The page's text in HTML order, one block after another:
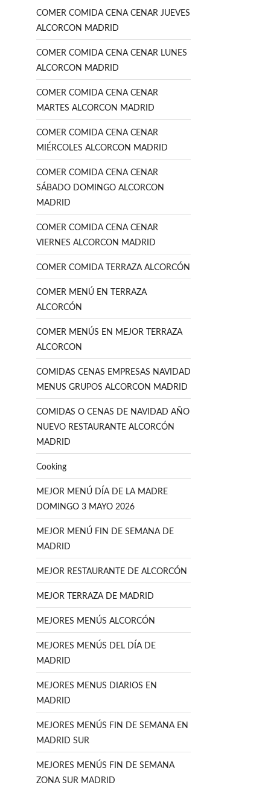
COMER COMIDA CENA CENAR JUEVES
ALCORCON MADRID
COMER COMIDA CENA CENAR LUNES
ALCORCON MADRID
COMER COMIDA CENA CENAR
MARTES ALCORCON MADRID
COMER COMIDA CENA CENAR
MIÉRCOLES ALCORCON MADRID
COMER COMIDA CENA CENAR
SÁBADO DOMINGO ALCORCON
MADRID
COMER COMIDA CENA CENAR
VIERNES ALCORCON MADRID
COMER COMIDA TERRAZA ALCORCÓN
COMER MENÚ EN TERRAZA
ALCORCÓN
COMER MENÚS EN MEJOR TERRAZA
ALCORCON
COMIDAS CENAS EMPRESAS NAVIDAD
MENUS GRUPOS ALCORCON MADRID
COMIDAS O CENAS DE NAVIDAD AÑO
NUEVO RESTAURANTE ALCORCÓN
MADRID
Cooking
MEJOR MENÚ DÍA DE LA MADRE
DOMINGO 3 MAYO 2026
MEJOR MENÚ FIN DE SEMANA DE
MADRID
MEJOR RESTAURANTE DE ALCORCÓN
MEJOR TERRAZA DE MADRID
MEJORES MENÚS ALCORCÓN
MEJORES MENÚS DEL DÍA DE
MADRID
MEJORES MENUS DIARIOS EN
MADRID
MEJORES MENÚS FIN DE SEMANA EN
MADRID SUR
MEJORES MENÚS FIN DE SEMANA
ZONA SUR MADRID